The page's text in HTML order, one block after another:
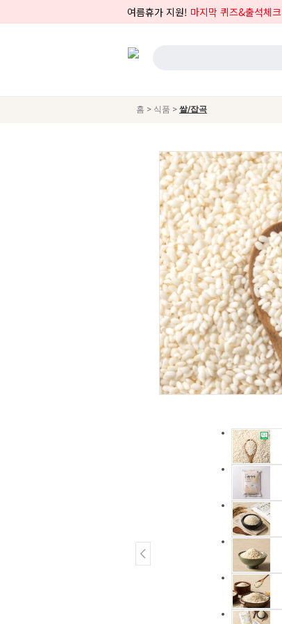
여름휴가 지원! 마지막 퀴즈&출석체크
홈 > 식품 > 쌀/잡곡